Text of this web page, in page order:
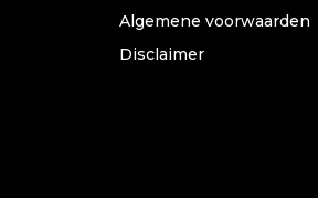
Algemene voorwaarden
Disclaimer